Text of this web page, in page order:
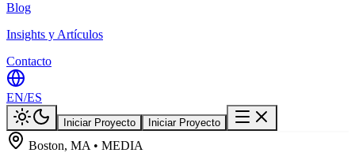
Blog
Insights y Artículos
Contacto
EN/ES
Iniciar Proyecto Iniciar Proyecto
Boston, MA • MEDIA